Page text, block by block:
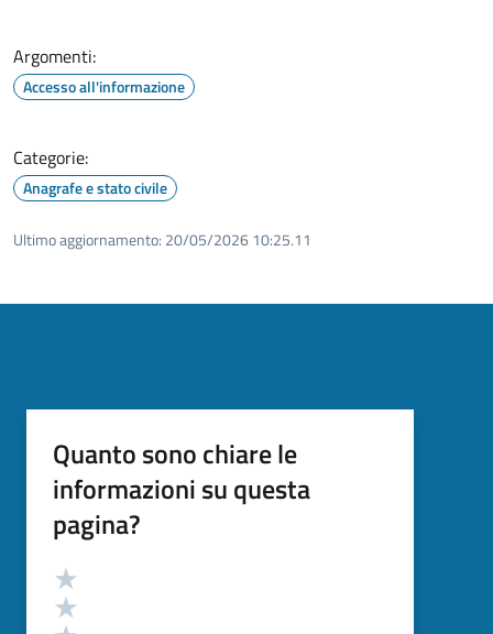
Argomenti:
Accesso all'informazione
Categorie:
Anagrafe e stato civile
Ultimo aggiornamento: 20/05/2026 10:25.11
Quanto sono chiare le
informazioni su questa
pagina?
Valutazione